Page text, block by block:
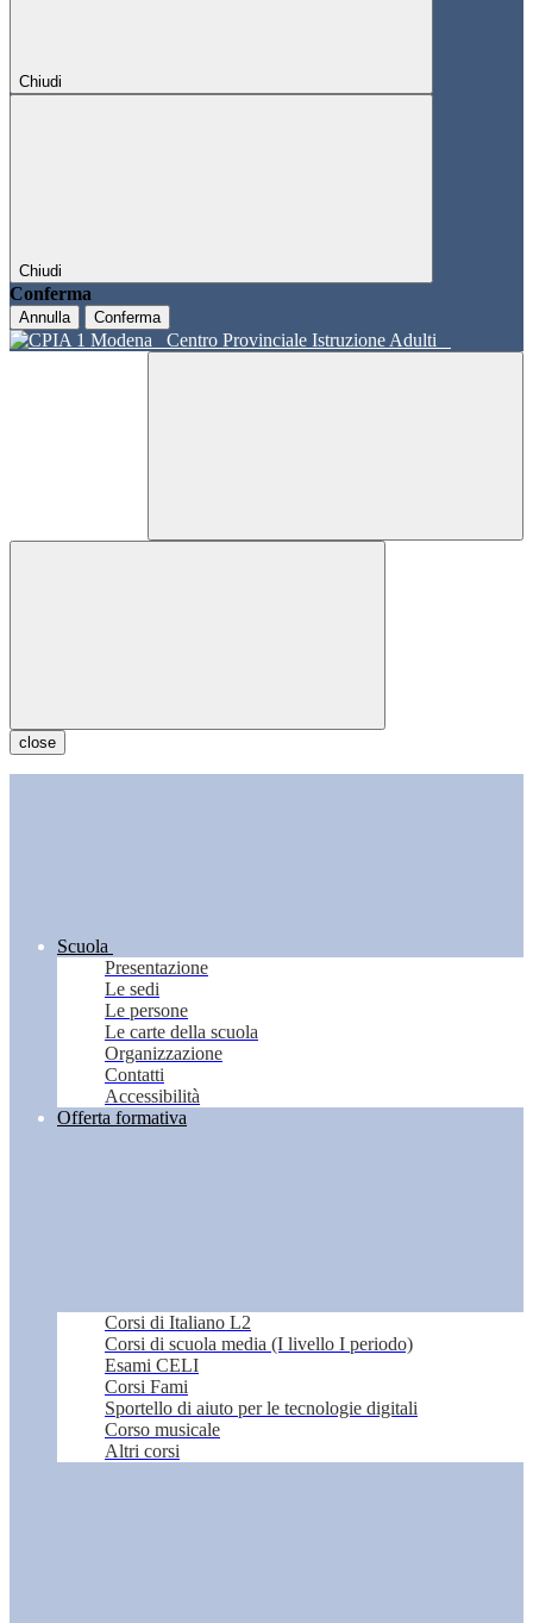
Chiudi
Chiudi
Conferma
Annulla Conferma
Centro Provinciale Istruzione Adulti
close
Scuola
Presentazione
Le sedi
Le persone
Le carte della scuola
Organizzazione
Contatti
Accessibilità
Offerta formativa
Corsi di Italiano L2
Corsi di scuola media (I livello I periodo)
Esami CELI
Corsi Fami
Sportello di aiuto per le tecnologie digitali
Corso musicale
Altri corsi